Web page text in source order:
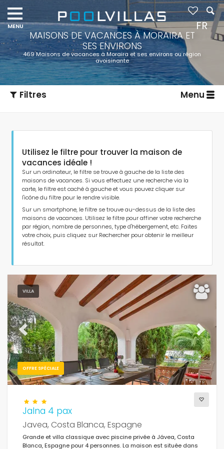
MAISONS DE VACANCES À MORAIRA ET
SES ENVIRONS
469 Maisons de vacances à Moraira et ses environs ou région
avoisinante
Filtres Menu
Type d'hébergement
Personnes
Salles de bains
Services populaires
Wi-Fi (469)
Piscine (447)
Air conditionné (441)
Vues sur la mer
Utilisez le filtre pour trouver la maison de
vacances idéale !
Sur un ordinateur, le filtre se trouve à gauche de la liste des
maisons de vacances. Si vous effectuez une recherche via la
carte, le filtre est caché à gauche et vous pouvez cliquer sur
l'icône du filtre pour le rendre visible.
Sur un smartphone, le filtre se trouve au-dessus de la liste des
maisons de vacances. Utilisez le filtre pour affiner votre recherche
par région, nombre de personnes, type d'hébergement, etc. Faites
votre choix, puis cliquez sur Rechercher pour obtenir le meilleur
résultat.
VILLA
OFFRE SPÉCIALE
Previous Next
Jalna 4 pax
Javea, Costa Blanca, Espagne
Grande et villa classique avec piscine privée à Jávea, Costa
Blanca, Espagne pour 4 personnes. La maison est située dans
FR